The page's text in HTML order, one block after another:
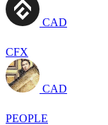
CAD
CFX
CAD
PEOPLE